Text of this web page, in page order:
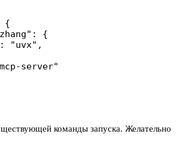
{
{
"uvx",
server"
команды запуска. Желательно